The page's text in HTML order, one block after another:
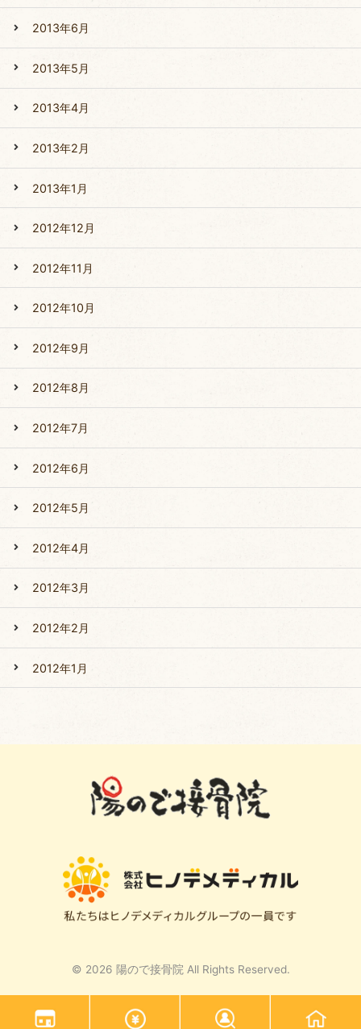
2013年6月
2013年5月
2013年4月
2013年2月
2013年1月
2012年12月
2012年11月
2012年10月
2012年9月
2012年8月
2012年7月
2012年6月
2012年5月
2012年4月
2012年3月
2012年2月
2012年1月
© 2026 陽ので接骨院 All Rights Reserved.